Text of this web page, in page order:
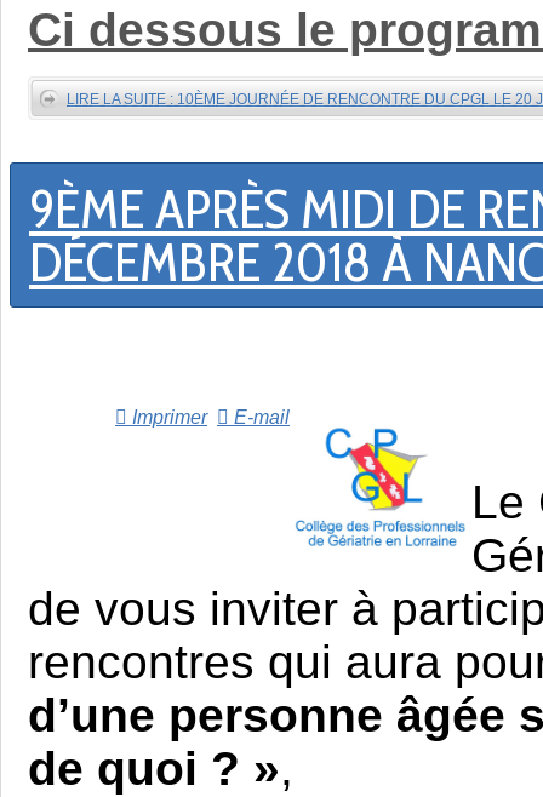
Ci dessous le
LIRE LA SUITE : 10ÈME JOURNÉE DE RENCONTRE DU CPGL LE 20
9ÈME APRÈS MIDI DE
DÉCEMBRE 2018 À
Imprimer E-mail
Le
de vous inviter à
rencontres qui aura
d’une personne
de quoi ? »,